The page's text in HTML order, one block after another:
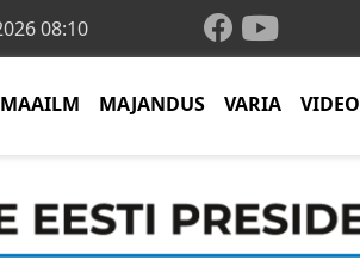
08:10
MAAILM MAJANDUS VARIA VIDEO